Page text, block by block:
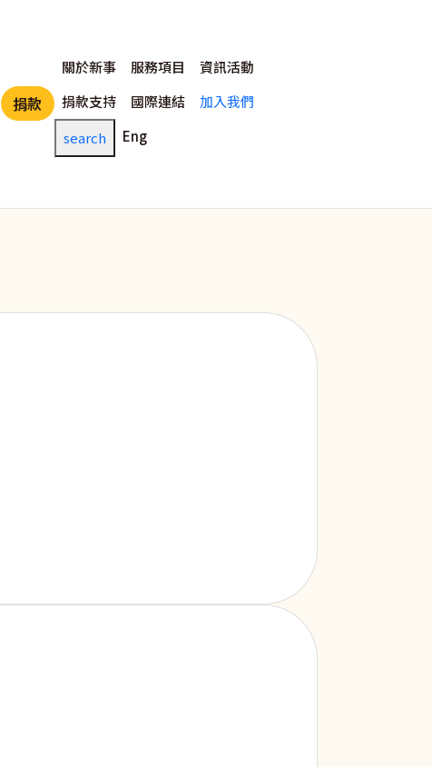
捐款
主選單
關於新事 服務項目
資訊活動
捐款支持
國際連結
加入我們
search
Eng